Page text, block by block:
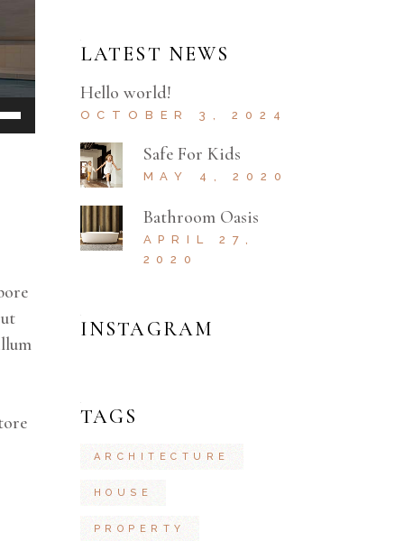
LATEST NEWS
Hello world!
OCTOBER 3, 2024
Safe For Kids
MAY 4, 2020
Bathroom Oasis
APRIL 27,
2020
INSTAGRAM
TAGS
ARCHITECTURE
HOUSE
PROPERTY